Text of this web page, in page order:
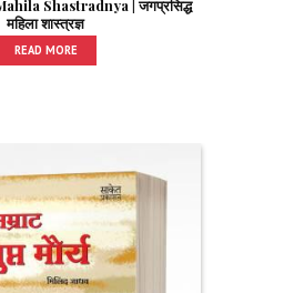
Shastradnya | जगप्रसिद्ध
महिला शास्त्रज्ञ
READ MORE